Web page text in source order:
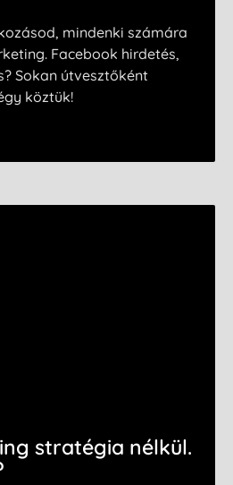
mindenki számára
Facebook hirdetés,
Sokan útvesztőként
köztük!
stratégia nélkül.